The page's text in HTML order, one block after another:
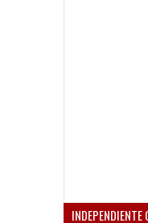
INDEPENDIENTE